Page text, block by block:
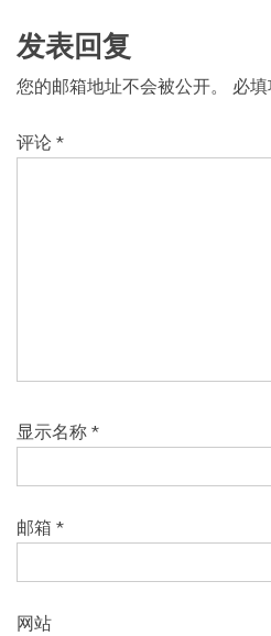
发表回复
您的邮箱地址不会被公开。 必
评论 *
显示名称 *
邮箱 *
网站